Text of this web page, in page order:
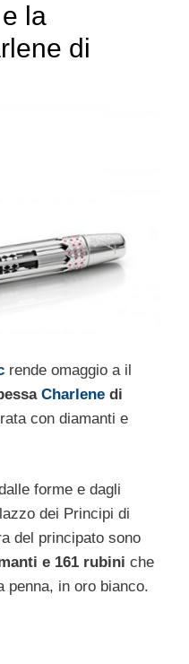
la
di
rende omaggio a il
Charlene di
con diamanti e
forme e dagli
dei Principi di
del principato sono
e 161 rubini che
penna, in oro bianco.